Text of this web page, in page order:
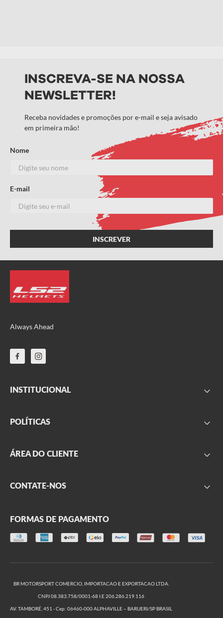
INSCREVA-SE NA NOSSA
NEWSLETTER!
Receba novidades e promoções por e-mail e seja avisado
em primeira mão!
Nome
E-mail
Always Ahead
INSTITUCIONAL
Sobre nós
Onde encontrar
POLÍTICAS
Garantia
Privacidade
Trocas e Devoluções
ÁREA DO CLIENTE
Meus pedidos
CONTATE-NOS
(11) 2666-2999
(11) 2666-2974
FORMAS DE PAGAMENTO
BR MOTORSPORT COMERCIO, IMPORTACAO E EXPORTACAO LTDA.
CNPJ 08.383.758/0001-68 I.E 206.286.219.116
AV. TAMBORÉ, 451 - Cep: 06460-000 ALPHAVILLE – BARUERI/SP BRASIL